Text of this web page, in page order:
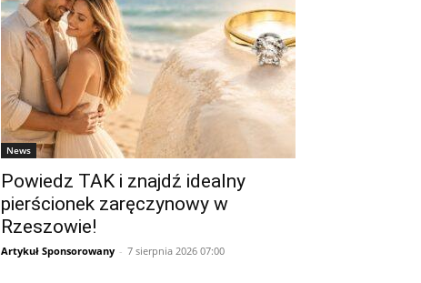
News
Powiedz TAK i znajdź idealny
pierścionek zaręczynowy w
Rzeszowie!
Artykuł Sponsorowany - 7 sierpnia 2026 07:00